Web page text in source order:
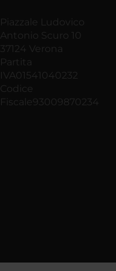
Piazzale Ludovico
Antonio Scuro 10
37124 Verona
Partita
IVA01541040232
Codice
Fiscale93009870234